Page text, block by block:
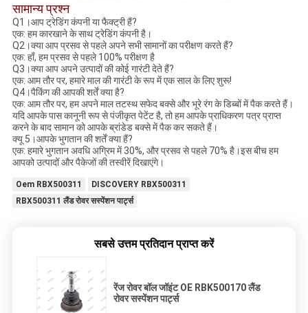
सामान्य प्रश्न
Q1।आप ट्रेडिंग कंपनी या फैक्ट्री हैं?
एक: हम कारखाने के साथ ट्रेडिंग कंपनी है।
Q2।क्या आप प्रसव से पहले अपने सभी सामानों का परीक्षण करते हैं?
एक: हाँ, हम प्रसव से पहले 100% परीक्षण है
Q3।क्या आप अपने उत्पादों की कोई गारंटी देते हैं?
एक: आम तौर पर, हमारे माल की गारंटी के रूप में एक साल के लिए शुरू!
Q4।पैकिंग की आपकी शर्तें क्या है?
एक: आम तौर पर, हम अपने माल तटस्थ सफेद बक्से और भूरे रंग के डिब्बों में पैक करते हैं।
यदि आपके पास कानूनी रूप से पंजीकृत पेटेंट है, तो हम आपके प्राधिकरण पत्र प्राप्त
करने के बाद सामान को आपके ब्रांडेड बक्से में पैक कर सकते हैं।
क्यू 5।आपके भुगतान की शर्तें क्या हैं?
एक: हमारे भुगतान अवधि अग्रिम में 30%, और प्रसव से पहले 70% है।इस बीच हम
आपको उत्पादों और पैकेजों की तस्वीरें दिखाएंगे।
Oem RBX500311
DISCOVERY RBX500311
RBX500311 लैंड रोवर सस्पेंशन पार्ट्स
सबसे उत्तम प्रतिदान प्राप्त करें
रेंज रोवर बॉल जॉइंट OE RBK500170 लैंड
रोवर सस्पेंशन पार्ट्स